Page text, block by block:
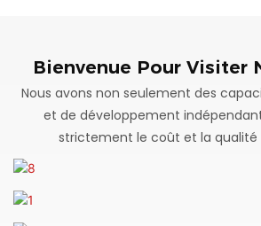
Bienvenue Pour Visiter
Nous avons non seulement des
et de développement
strictement le coût et la qualité